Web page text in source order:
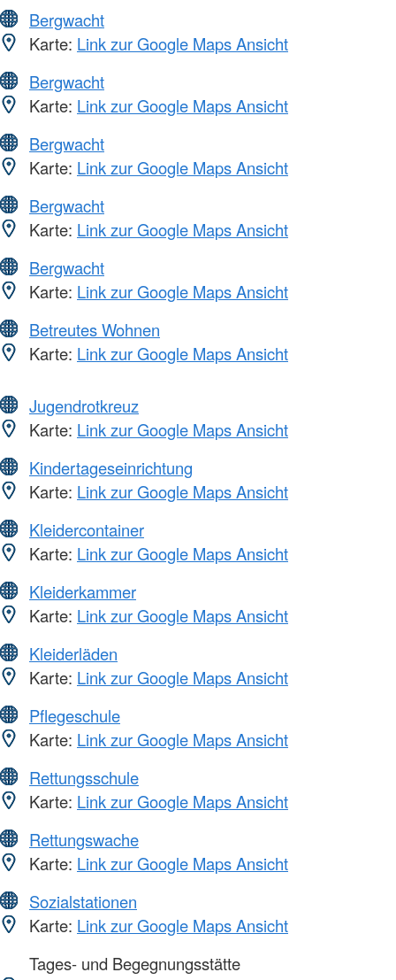
Bergwacht
Karte: Link zur Google Maps Ansicht
Bergwacht
Karte: Link zur Google Maps Ansicht
Bergwacht
Karte: Link zur Google Maps Ansicht
Bergwacht
Karte: Link zur Google Maps Ansicht
Bergwacht
Karte: Link zur Google Maps Ansicht
Betreutes Wohnen
Karte: Link zur Google Maps Ansicht
Jugendrotkreuz
Karte: Link zur Google Maps Ansicht
Kindertageseinrichtung
Karte: Link zur Google Maps Ansicht
Kleidercontainer
Karte: Link zur Google Maps Ansicht
Kleiderkammer
Karte: Link zur Google Maps Ansicht
Kleiderläden
Karte: Link zur Google Maps Ansicht
Pflegeschule
Karte: Link zur Google Maps Ansicht
Rettungsschule
Karte: Link zur Google Maps Ansicht
Rettungswache
Karte: Link zur Google Maps Ansicht
Sozialstationen
Karte: Link zur Google Maps Ansicht
Tages- und Begegnungsstätte